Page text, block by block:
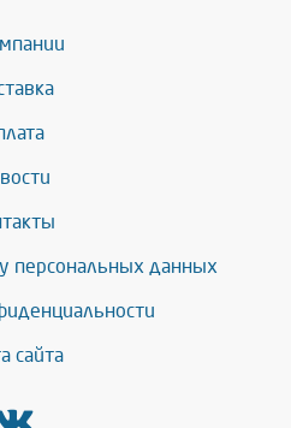
персональных данных
сайта